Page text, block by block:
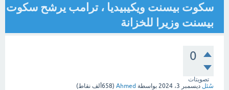
سكوت بيسنت ويكيبيديا ، ترامب يرشح سكوت
بيسنت وزيرا للخزانة
0
تصويتات
سُئل ديسمبر 3، 2024 بواسطة Ahmed
(658ألف نقاط)